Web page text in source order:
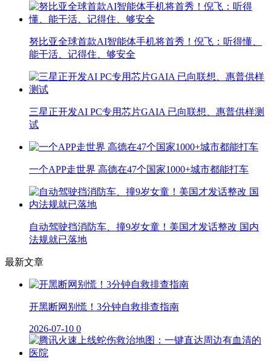
努比亚全球首款AI智能体手机将首秀！倪飞：听得懂、
能干活、记得住、够安全
三星正开发AI PC专用芯片GAIA 已向联想、惠普供样测
试
一个APP走世界 高德在47个国家1000+城市都能打车
自动驾驶挡消防车、撞9岁女童！美国才发话整改 国内
法规就已落地
最新文章
开黑断网别慌！3分钟自救排查指南
2026-07-10 0